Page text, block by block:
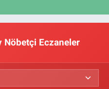
Nöbetçi Eczaneler